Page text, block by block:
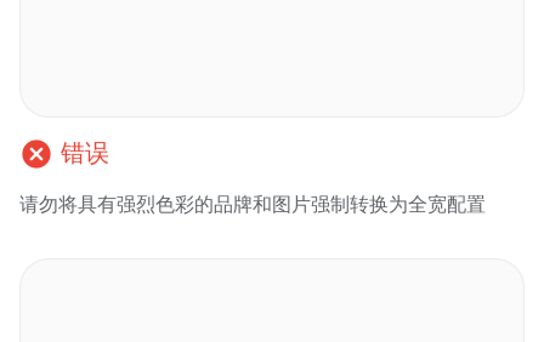
cancel 错误
请勿将具有强烈色彩的品牌和图片强制转换为全宽配置